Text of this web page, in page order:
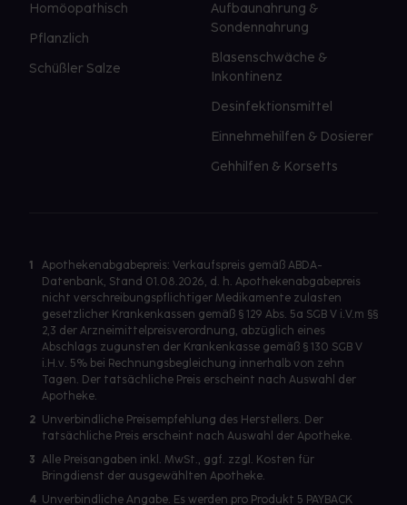
Homöopathisch
Pflanzlich
Schüßler Salze
Aufbaunahrung &
Sondennahrung
Blasenschwäche &
Inkontinenz
Desinfektionsmittel
Einnehmehilfen & Dosierer
Gehhilfen & Korsetts
1
Apothekenabgabepreis: Verkaufspreis gemäß ABDA-
Datenbank, Stand 01.08.2026, d. h. Apothekenabgabepreis
nicht verschreibungspflichtiger Medikamente zulasten
gesetzlicher Krankenkassen gemäß § 129 Abs. 5a SGB V i.V.m §§
2,3 der Arzneimittelpreisverordnung, abzüglich eines
Abschlags zugunsten der Krankenkasse gemäß § 130 SGB V
i.H.v. 5% bei Rechnungsbegleichung innerhalb von zehn
Tagen. Der tatsächliche Preis erscheint nach Auswahl der
Apotheke.
2 Unverbindliche Preisempfehlung des Herstellers. Der
tatsächliche Preis erscheint nach Auswahl der Apotheke.
3 Alle Preisangaben inkl. MwSt., ggf. zzgl. Kosten für
Bringdienst der ausgewählten Apotheke.
4 Unverbindliche Angabe. Es werden pro Produkt 5 PAYBACK